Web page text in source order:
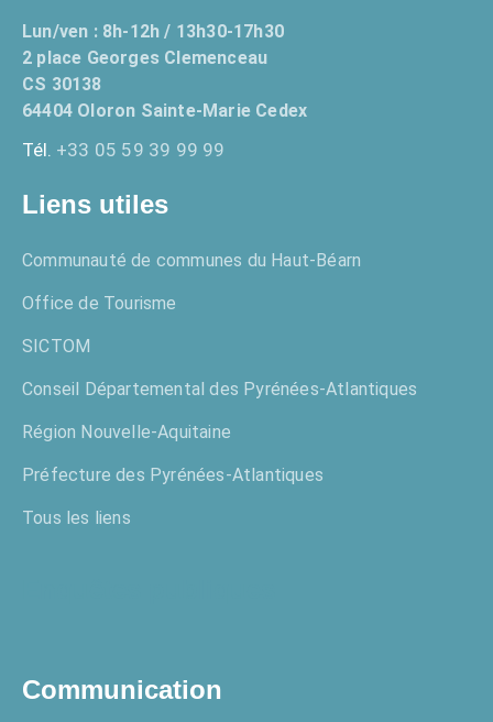
Lun/ven : 8h-12h / 13h30-17h30
2 place Georges Clemenceau
CS 30138
64404 Oloron Sainte-Marie Cedex
Tél. +33 05 59 39 99 99
Liens utiles
Communauté de communes du Haut-Béarn
Office de Tourisme
SICTOM
Conseil Départemental des Pyrénées-Atlantiques
Région Nouvelle-Aquitaine
Préfecture des Pyrénées-Atlantiques
Tous les liens
Communication